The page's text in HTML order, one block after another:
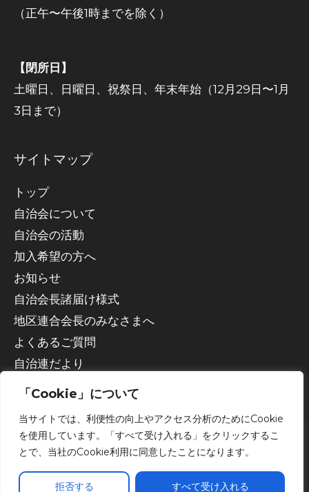
「Cookie」について
当サイトでは、利便性の向上やアクセス分析のためにCookie
を使用しています。「すべて受け入れる」をクリックするこ
とで、当社のCookie利用に同意したことになります。
拒否する すべて受け入れる
（正午〜午後1時までを除く）
【閉所日】
土曜日、日曜日、祝祭日、年末年始（12月29日〜1月
3日まで）
サイトマップ
トップ
自治会について
自治会の活動
加入希望の方へ
お知らせ
自治会長諸届け様式
地区連合会長のみなさまへ
よくあるご質問
自治連だより